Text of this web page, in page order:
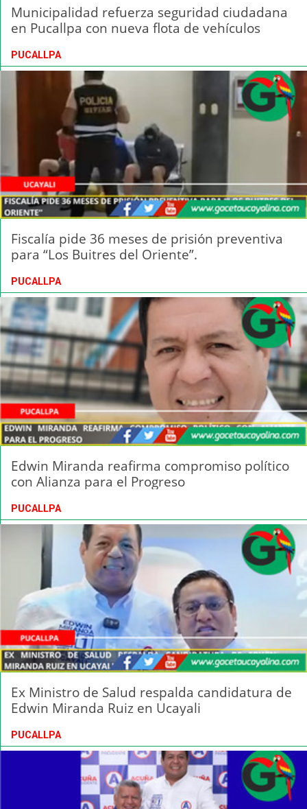
Municipalidad refuerza seguridad ciudadana
en Pucallpa con nueva flota de vehículos
PUCALLPA
Fiscalía pide 36 meses de prisión preventiva
para “Los Buitres del Oriente”.
PUCALLPA
Edwin Miranda reafirma compromiso político
con Alianza para el Progreso
PUCALLPA
Ex Ministro de Salud respalda candidatura de
Edwin Miranda Ruiz en Ucayali
PUCALLPA